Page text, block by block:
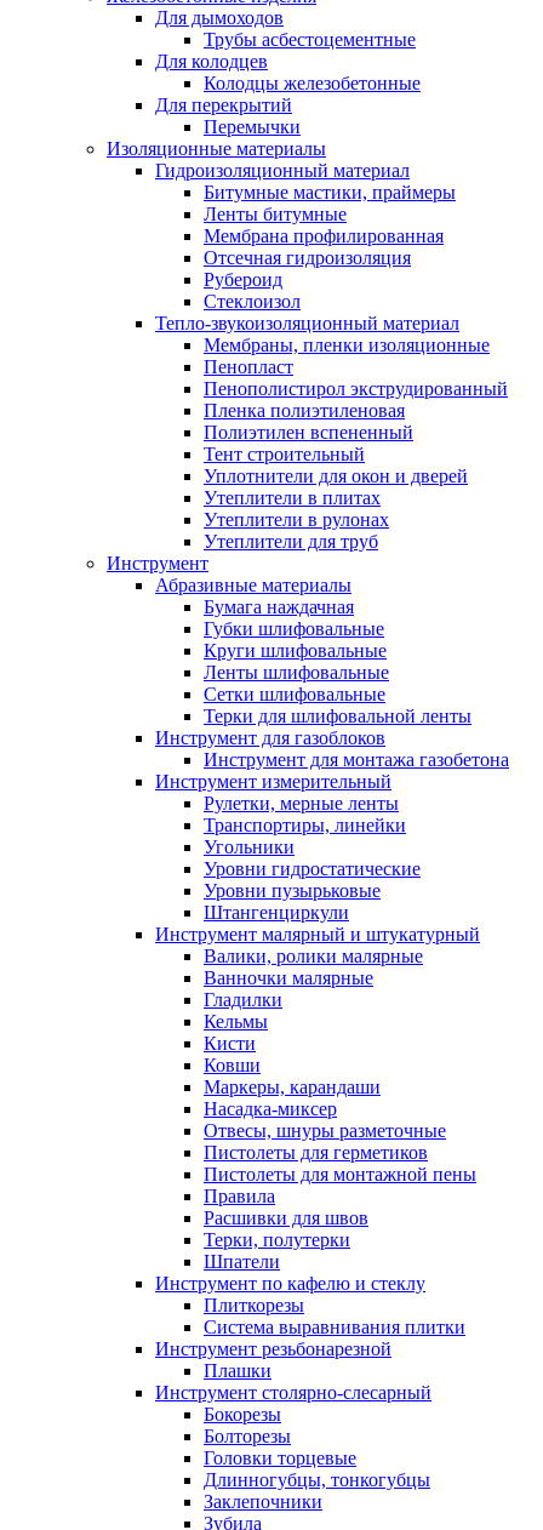
Для дымоходов
Трубы асбестоцементные
Для колодцев
Колодцы железобетонные
Для перекрытий
Перемычки
Изоляционные материалы
Гидроизоляционный материал
Битумные мастики, праймеры
Ленты битумные
Мембрана профилированная
Отсечная гидроизоляция
Рубероид
Стеклоизол
Тепло-звукоизоляционный материал
Мембраны, пленки изоляционные
Пенопласт
Пенополистирол экструдированный
Пленка полиэтиленовая
Полиэтилен вспененный
Тент строительный
Уплотнители для окон и дверей
Утеплители в плитах
Утеплители в рулонах
Утеплители для труб
Инструмент
Абразивные материалы
Бумага наждачная
Губки шлифовальные
Круги шлифовальные
Ленты шлифовальные
Сетки шлифовальные
Терки для шлифовальной ленты
Инструмент для газоблоков
Инструмент для монтажа газобетона
Инструмент измерительный
Рулетки, мерные ленты
Транспортиры, линейки
Угольники
Уровни гидростатические
Уровни пузырьковые
Штангенциркули
Инструмент малярный и штукатурный
Валики, ролики малярные
Ванночки малярные
Гладилки
Кельмы
Кисти
Ковши
Маркеры, карандаши
Насадка-миксер
Отвесы, шнуры разметочные
Пистолеты для герметиков
Пистолеты для монтажной пены
Правила
Расшивки для швов
Терки, полутерки
Шпатели
Инструмент по кафелю и стеклу
Плиткорезы
Система выравнивания плитки
Инструмент резьбонарезной
Плашки
Инструмент столярно-слесарный
Бокорезы
Болторезы
Головки торцевые
Длинногубцы, тонкогубцы
Заклепочники
Зубила